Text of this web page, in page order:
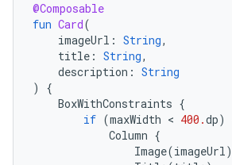
@Composable
fun Card(
imageUrl : String,
title : String,
description : String
)
{
BoxWithConstraints {
if (maxWidth < 400.dp)
Column {
Image(imageUrl)